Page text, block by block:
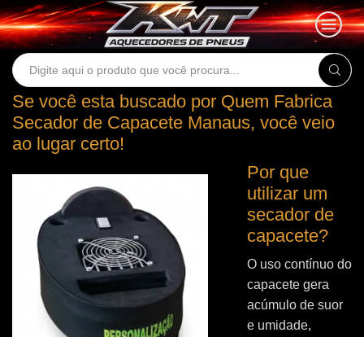
Search
Se você esta buscado por Quem Fabrica
Secador de Capacete Manaus, você veio
ao lugar certo!
Por que
utilizar um
secador de
capacete?
O uso contínuo do
capacete gera
acúmulo de suor
e umidade,